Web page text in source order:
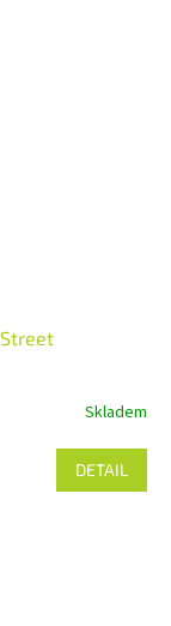
Street
Skladem
DETAIL